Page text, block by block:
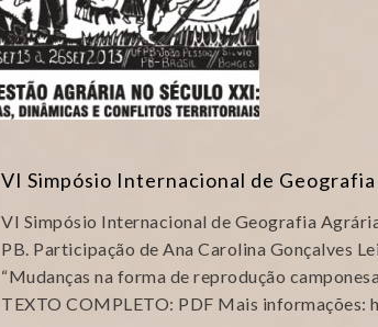
VI Simpósio Internacional de
VI Simpósio Internacional de Geografia
PB. Participação de Ana Carolina Gonçalves
“Mudanças na forma de reprodução
TEXTO COMPLETO: PDF Mais